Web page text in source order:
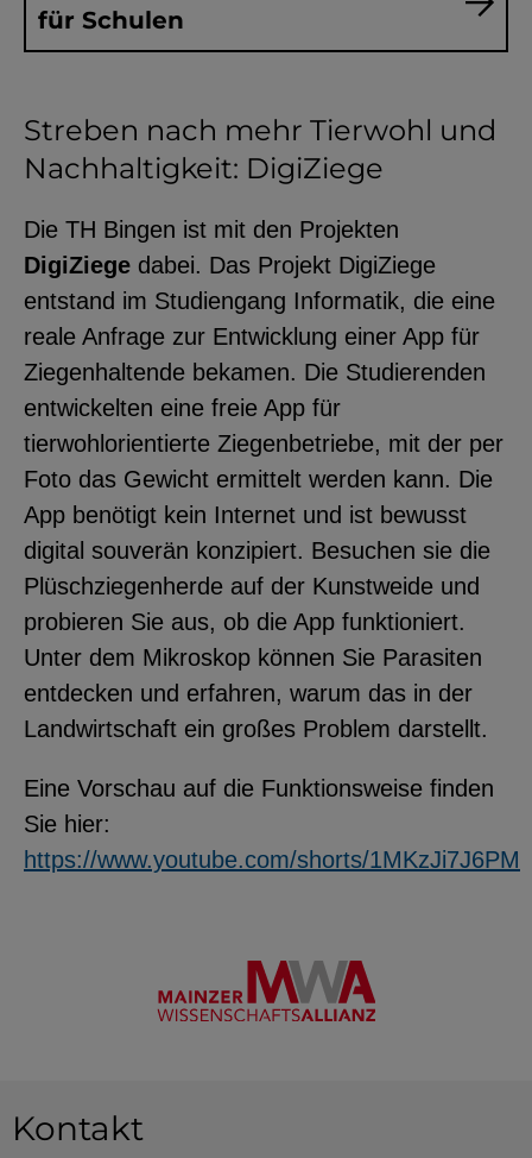
für Schulen
Streben nach mehr Tierwohl und
Nachhaltigkeit: DigiZiege
Die TH Bingen ist mit den Projekten
DigiZiege dabei. Das Projekt DigiZiege
entstand im Studiengang Informatik, die eine
reale Anfrage zur Entwicklung einer App für
Ziegenhaltende bekamen. Die Studierenden
entwickelten eine freie App für
tierwohlorientierte Ziegenbetriebe, mit der per
Foto das Gewicht ermittelt werden kann. Die
App benötigt kein Internet und ist bewusst
digital souverän konzipiert. Besuchen sie die
Plüschziegenherde auf der Kunstweide und
probieren Sie aus, ob die App funktioniert.
Unter dem Mikroskop können Sie Parasiten
entdecken und erfahren, warum das in der
Landwirtschaft ein großes Problem darstellt.
Eine Vorschau auf die Funktionsweise finden
Sie hier:
https://www.youtube.com/shorts/1MKzJi7J6PM
Kontakt